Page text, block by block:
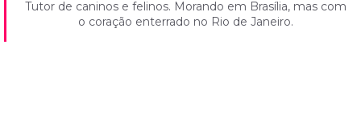
Tutor de caninos e felinos. Morando em Brasília, mas com
o coração enterrado no Rio de Janeiro.